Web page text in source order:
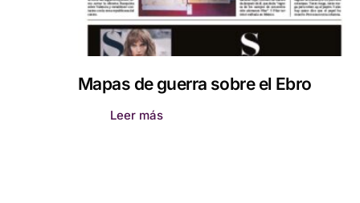
Mapas de guerra sobre el Ebro
Leer más